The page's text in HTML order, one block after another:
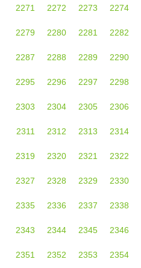
2271 2272 2273 2274
2279 2280 2281 2282
2287 2288 2289 2290
2295 2296 2297 2298
2303 2304 2305 2306
2311 2312 2313 2314
2319 2320 2321 2322
2327 2328 2329 2330
2335 2336 2337 2338
2343 2344 2345 2346
2351 2352 2353 2354